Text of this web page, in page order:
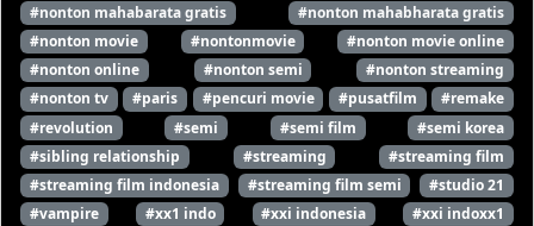
#nonton mahabarata gratis
#nonton mahabharata gratis
#nonton movie
#nontonmovie
#nonton movie online
#nonton online
#nonton semi
#nonton streaming
#nonton tv
#paris #pencuri movie #pusatfilm
#remake
#revolution
#semi #semi film
#semi korea
#sibling relationship
#streaming
#streaming film
#streaming film indonesia
#streaming film semi
#studio 21
#vampire
#xx1 indo #xxi indonesia
#xxi indoxx1